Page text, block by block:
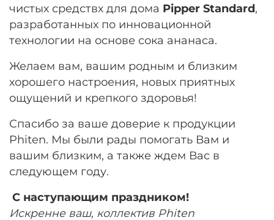
чистых средствх для дома Pipper Standard,
разработанных по инновационной
технологии на основе сока ананаса.
Желаем вам, вашим родным и близким
хорошего настроения, новых приятных
ощущений и крепкого здоровья!
Спасибо за ваше доверие к продукции
Phiten. Мы были рады помогать Вам и
вашим близким, а также ждем Вас в
следующем году.
С наступающим праздником!
Искренне ваш, коллектив Phiten